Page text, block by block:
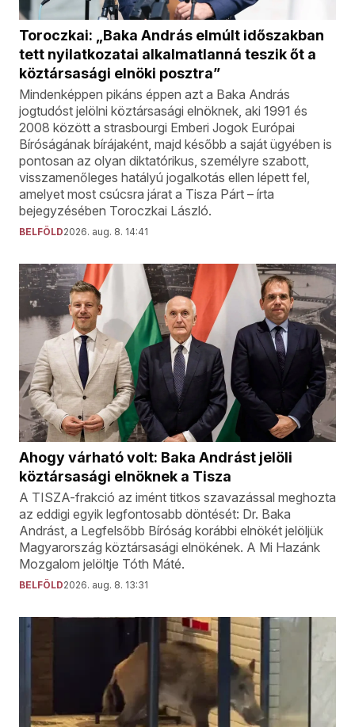
Toroczkai: „Baka András elmúlt időszakban
tett nyilatkozatai alkalmatlanná teszik őt a
köztársasági elnöki posztra”
Mindenképpen pikáns éppen azt a Baka András
jogtudóst jelölni köztársasági elnöknek, aki 1991 és
2008 között a strasbourgi Emberi Jogok Európai
Bíróságának bírájaként, majd később a saját ügyében is
pontosan az olyan diktatórikus, személyre szabott,
visszamenőleges hatályú jogalkotás ellen lépett fel,
amelyet most csúcsra járat a Tisza Párt – írta
bejegyzésében Toroczkai László.
BELFÖLD2026. aug. 8. 14:41
Ahogy várható volt: Baka Andrást jelöli
köztársasági elnöknek a Tisza
A TISZA-frakció az imént titkos szavazással meghozta
az eddigi egyik legfontosabb döntését: Dr. Baka
Andrást, a Legfelsőbb Bíróság korábbi elnökét jelöljük
Magyarország köztársasági elnökének. A Mi Hazánk
Mozgalom jelöltje Tóth Máté.
BELFÖLD2026. aug. 8. 13:31